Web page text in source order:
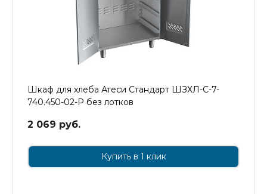
Шкаф для хлеба Атеси Стандарт ШЗХЛ-С-7-
740.450-02-Р без лотков
2 069 руб.
Купить в 1 клик